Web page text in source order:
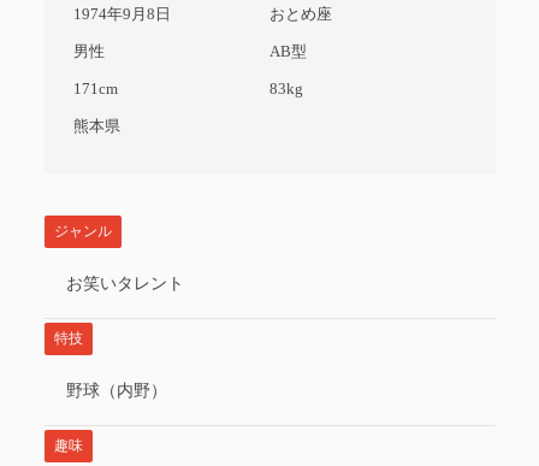
1974年9月8日 おとめ座
男性 AB型
171cm 83kg
熊本県
ジャンル
お笑いタレント
特技
野球（内野）
趣味